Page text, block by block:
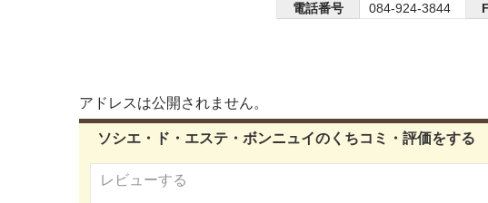
電話番号
084-924-3844
アドレスは公開されません。
ソシエ・ド・エステ・ボンニュイのくちコミ・評価をする